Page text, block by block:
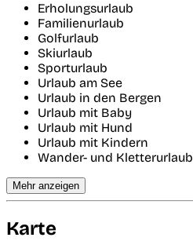
Erholungsurlaub
Familienurlaub
Golfurlaub
Skiurlaub
Sporturlaub
Urlaub am See
Urlaub in den Bergen
Urlaub mit Baby
Urlaub mit Hund
Urlaub mit Kindern
Wander- und Kletterurlaub
Mehr anzeigen
Karte